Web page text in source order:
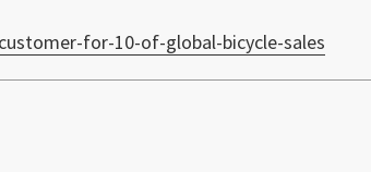
for-10-of-global-bicycle-sales